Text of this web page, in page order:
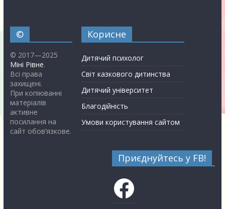
©
© 2017—2025
Міні Рівне.
Всі права
захищені.
При копіюванні
матеріалів
активне
посилання на
сайт обов’язкове.
Корисне
Дитячий психолог
Світ казкового дитинства
Дитячий університет
Благодійність
Умови користування сайтом
Приєднуйтесь у FB!
Facebook